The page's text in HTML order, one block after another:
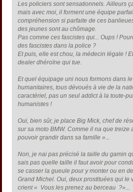
Les policiers sont sensationnels. Ailleurs
mais avec moi, il forment une équipe
compréhension si parfaite de ces
des jeunes sont au chômage.
Pas comme ces fascistes qui... Oups !
des fascistes dans la police ?
Et puis, elle est chou, la médecin légale !
dealer dhéroïne qui tue.
Et quel équipage uni nous formons dans
humanitaires, tous dévoués à vie de la
caractériel, pas un seul addict à la toute-
humanistes !
Oui, bien sûr, je place Big Mick, chef de
sur sa moto BMW. Comme il na que treize
pouvoir grandir dans sa famille »...
Non, je nai pas précisé la taille du gamin
sais pas quelle taille il faut avoir pour
se casser la gueule pour y monter ou en
Grand Michel. Oui, deux prostituées qui le
crient « Vous les prenez au berceau ?»...